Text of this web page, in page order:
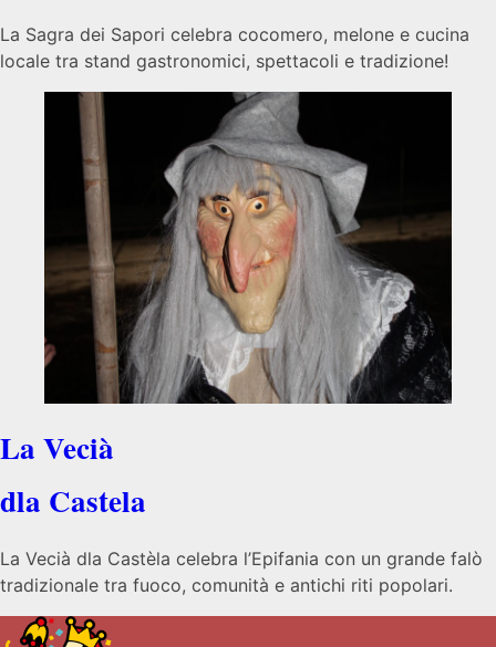
La Sagra dei Sapori celebra cocomero, melone e cucina
locale tra stand gastronomici, spettacoli e tradizione!
La Vecià
dla Castela
La Vecià dla Castèla celebra l’Epifania con un grande falò
tradizionale tra fuoco, comunità e antichi riti popolari.